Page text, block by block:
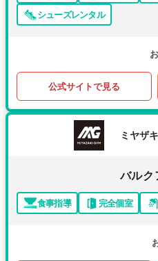
シューズレンタル
公式サイトで見る
ミヤザ
バルク
食事指導 完全個室